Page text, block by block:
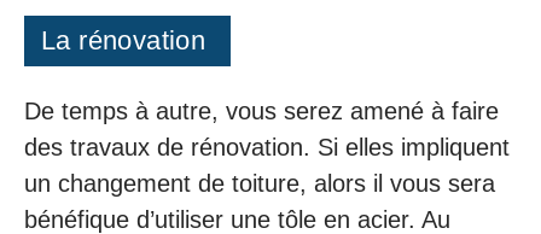
La rénovation
De temps à autre, vous serez amené à faire
des travaux de rénovation. Si elles impliquent
un changement de toiture, alors il vous sera
bénéfique d’utiliser une tôle en acier. Au